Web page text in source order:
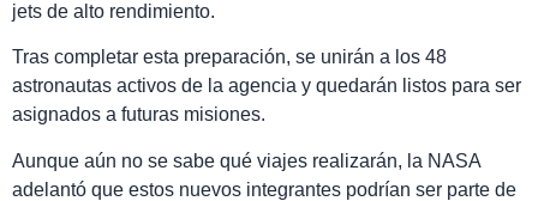
jets de alto rendimiento.
Tras completar esta preparación, se unirán a los 48
astronautas activos de la agencia y quedarán listos para ser
asignados a futuras misiones.
Aunque aún no se sabe qué viajes realizarán, la NASA
adelantó que estos nuevos integrantes podrían ser parte de